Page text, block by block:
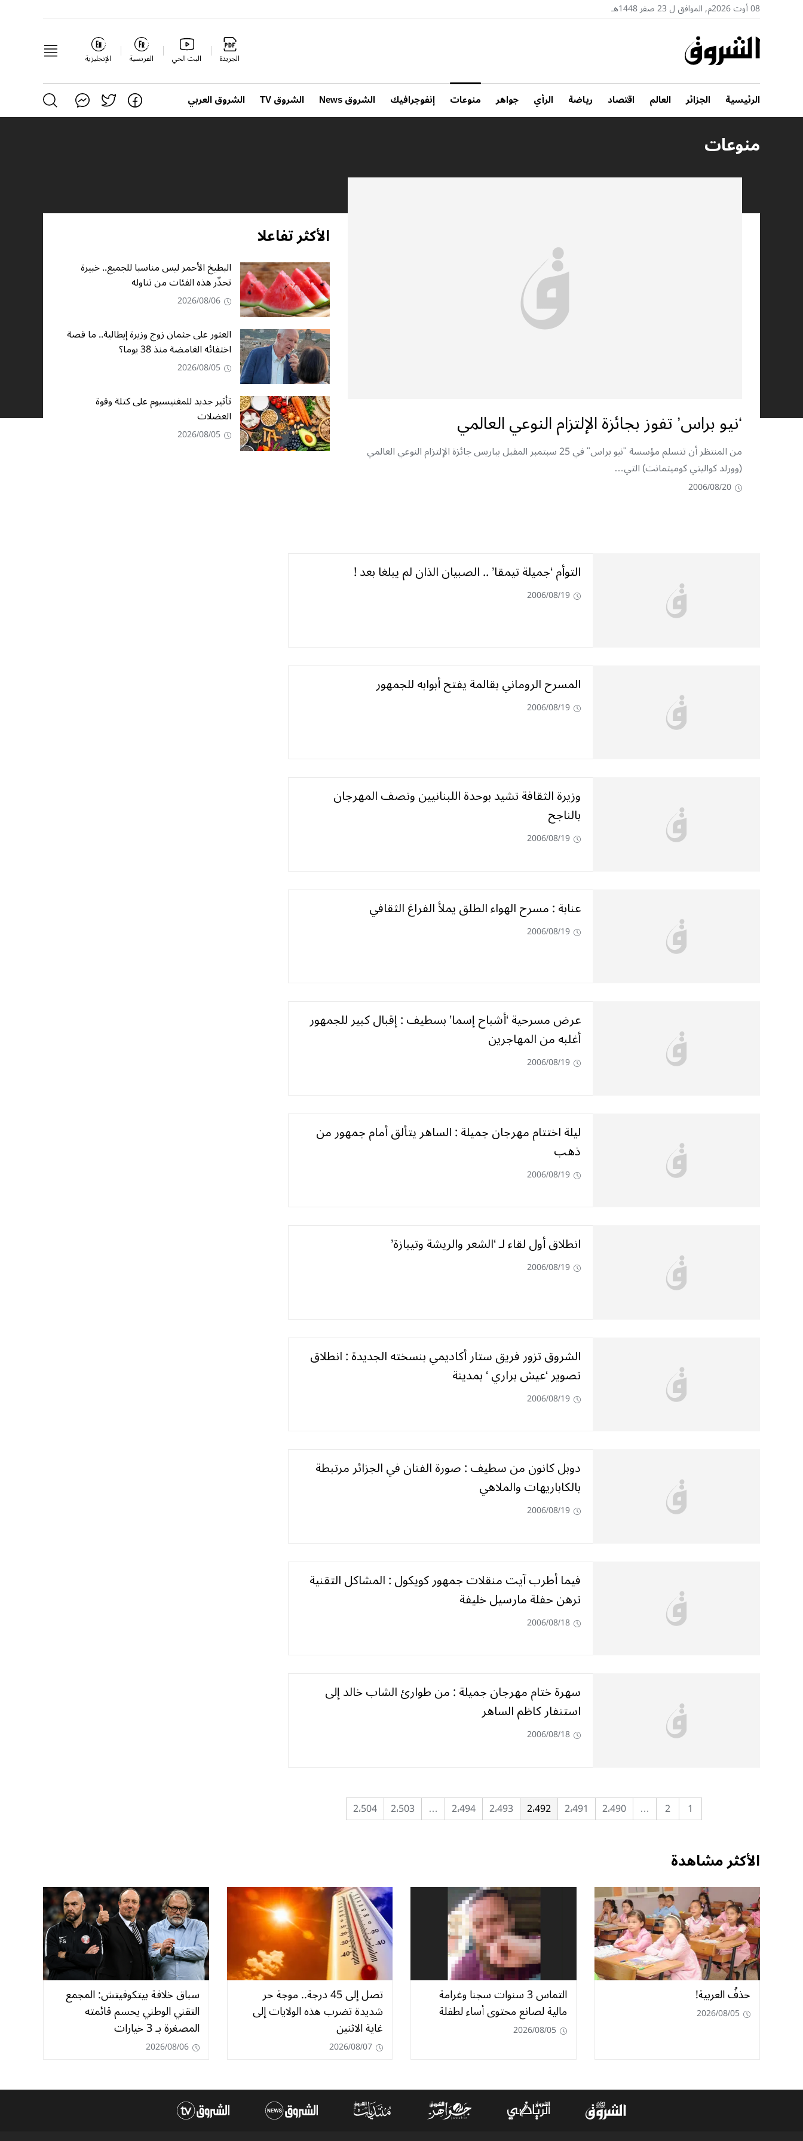
08 أوت 2026م, الموافق ل 23 صفر 1448هـ
الجريدة البث الحي الفرنسية الإنجليزية
الرئيسية الجزائر العالم اقتصاد رياضة الرأي جواهر منوعات إنفوجرافيك الشروق News الشروق TV الشروق العربي
منوعات
‘نيو براس’ تفوز بجائزة الإلتزام النوعي العالمي
(‬وورلد‮ ‬كواليتي‮ ‬كوميتمانت‮) ‬التي‮…
2006/08/20
الأكثر تفاعلا
البطيخ الأحمر ليس مناسبا للجميع.. خبيرة
تحذّر هذه الفئات من تناوله
2026/08/06
العثور على جثمان زوج وزيرة إيطالية.. ما قصة
اختفائه الغامضة منذ 38 يوما؟
2026/08/05
تأثير جديد للمغنيسيوم على كتلة وقوة
العضلات
2026/08/05
التوأم ‘جميلة تيمقا’ .. الصبيان الذان لم يبلغا بعد !
2006/08/19
المسرح الروماني بقالمة يفتح أبوابه للجمهور
2006/08/19
وزيرة الثقافة تشيد بوحدة اللبنانيين وتصف المهرجان
بالناجح
2006/08/19
عنابة : مسرح الهواء الطلق يملأ الفراغ الثقافي
2006/08/19
عرض مسرحية ‘أشباح إسما’ بسطيف : إقبال كبير للجمهور
أغلبه من المهاجرين
2006/08/19
ليلة اختتام مهرجان جميلة : الساهر يتألق أمام جمهور من
ذهب
2006/08/19
انطلاق أول لقاء لـ ‘الشعر والريشة وتيبازة’
2006/08/19
الشروق تزور فريق ستار أكاديمي بنسخته الجديدة : انطلاق
تصوير ‘عيش براري ‘ بمدينة
2006/08/19
دوبل كانون من سطيف : صورة الفنان في الجزائر مرتبطة
بالكاباريهات والملاهي
2006/08/19
فيما أطرب آيت منقلات جمهور كويكول : المشاكل التقنية
ترهن حفلة مارسيل خليفة
2006/08/18
سهرة ختام مهرجان جميلة : من طوارئ الشاب خالد إلى
استنفار كاظم الساهر
2006/08/18
1
2
… 2٬490 2٬491 2٬492 2٬493 2٬494 … 2٬503 2٬504
الأكثر مشاهدة
حذفُ العربية!
2026/08/05
التماس 3 سنوات سجنا وغرامة
مالية لصانع محتوى أساء لطفلة
2026/08/05
تصل إلى 45 درجة.. موجة حر
شديدة تضرب هذه الولايات إلى
غاية الاثنين
2026/08/07
سباق خلافة بيتكوفيتش: المجمع
التقني الوطني يحسم قائمته
المصغرة بـ 3 خيارات
2026/08/06